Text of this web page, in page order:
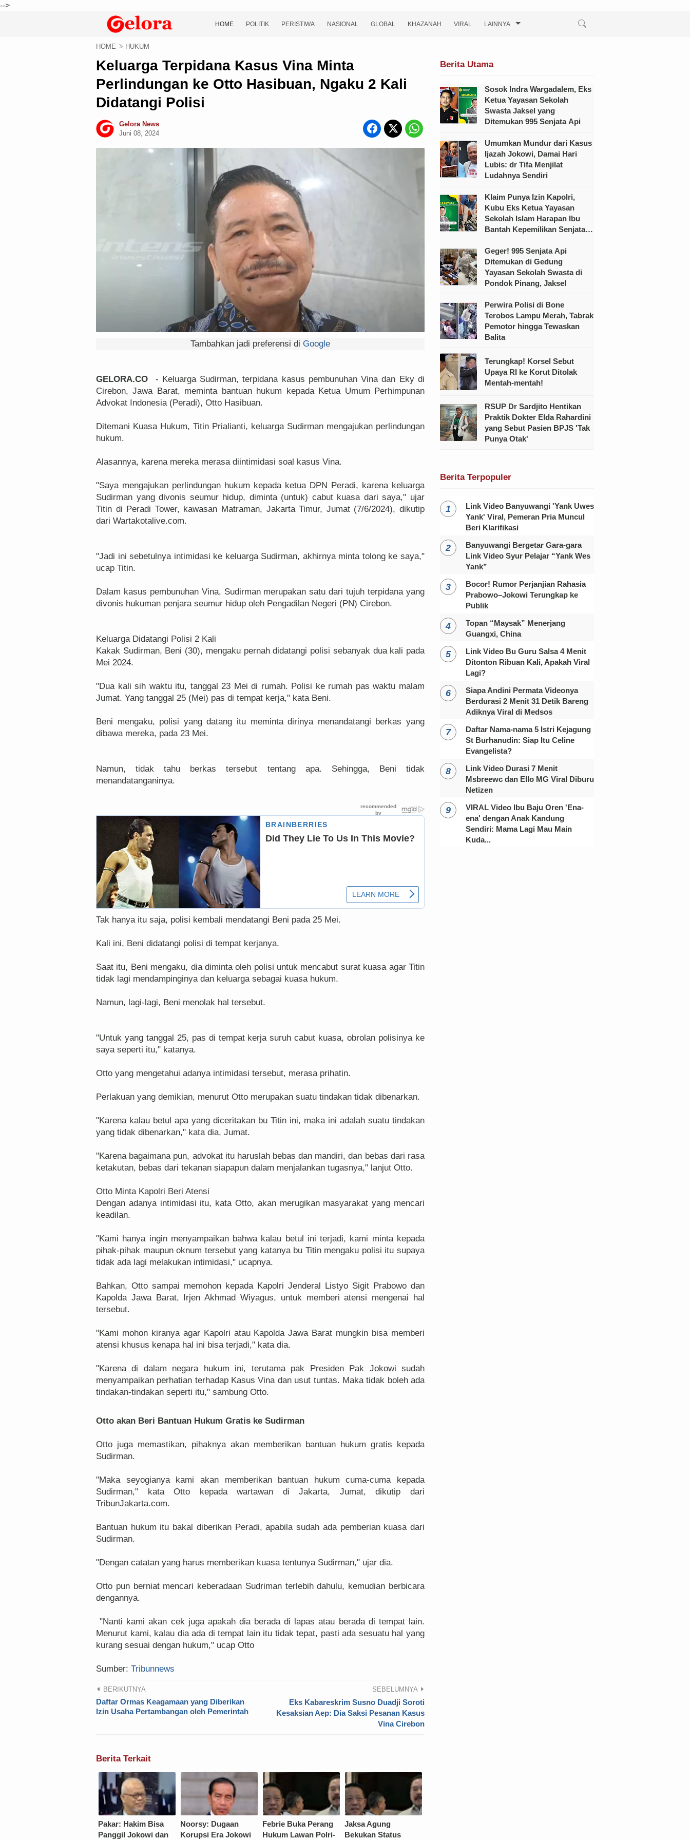
-->
HOME POLITIK PERISTIWA NASIONAL GLOBAL KHAZANAH VIRAL LAINNYA
HOME HUKUM
Keluarga Terpidana Kasus Vina Minta
Perlindungan ke Otto Hasibuan, Ngaku 2 Kali
Didatangi Polisi
Gelora News
Juni 08, 2024
Tambahkan jadi preferensi di Google
GELORA.CO - Keluarga Sudirman, terpidana kasus pembunuhan Vina dan Eky di
Cirebon, Jawa Barat, meminta bantuan hukum kepada Ketua Umum Perhimpunan
Advokat Indonesia (Peradi), Otto Hasibuan.
Ditemani Kuasa Hukum, Titin Prialianti, keluarga Sudirman mengajukan perlindungan
hukum.
Alasannya, karena mereka merasa diintimidasi soal kasus Vina.
"Saya mengajukan perlindungan hukum kepada ketua DPN Peradi, karena keluarga
Sudirman yang divonis seumur hidup, diminta (untuk) cabut kuasa dari saya," ujar
Titin di Peradi Tower, kawasan Matraman, Jakarta Timur, Jumat (7/6/2024), dikutip
dari Wartakotalive.com.
"Jadi ini sebetulnya intimidasi ke keluarga Sudirman, akhirnya minta tolong ke saya,"
ucap Titin.
Dalam kasus pembunuhan Vina, Sudirman merupakan satu dari tujuh terpidana yang
divonis hukuman penjara seumur hidup oleh Pengadilan Negeri (PN) Cirebon.
Keluarga Didatangi Polisi 2 Kali
Kakak Sudirman, Beni (30), mengaku pernah didatangi polisi sebanyak dua kali pada
Mei 2024.
"Dua kali sih waktu itu, tanggal 23 Mei di rumah. Polisi ke rumah pas waktu malam
Jumat. Yang tanggal 25 (Mei) pas di tempat kerja," kata Beni.
Beni mengaku, polisi yang datang itu meminta dirinya menandatangi berkas yang
dibawa mereka, pada 23 Mei.
Namun, tidak tahu berkas tersebut tentang apa. Sehingga, Beni tidak
menandatanganinya.
Tak hanya itu saja, polisi kembali mendatangi Beni pada 25 Mei.
Kali ini, Beni didatangi polisi di tempat kerjanya.
Saat itu, Beni mengaku, dia diminta oleh polisi untuk mencabut surat kuasa agar Titin
tidak lagi mendampinginya dan keluarga sebagai kuasa hukum.
Namun, lagi-lagi, Beni menolak hal tersebut.
"Untuk yang tanggal 25, pas di tempat kerja suruh cabut kuasa, obrolan polisinya ke
saya seperti itu," katanya.
Otto yang mengetahui adanya intimidasi tersebut, merasa prihatin.
Perlakuan yang demikian, menurut Otto merupakan suatu tindakan tidak dibenarkan.
"Karena kalau betul apa yang diceritakan bu Titin ini, maka ini adalah suatu tindakan
yang tidak dibenarkan," kata dia, Jumat.
"Karena bagaimana pun, advokat itu haruslah bebas dan mandiri, dan bebas dari rasa
ketakutan, bebas dari tekanan siapapun dalam menjalankan tugasnya," lanjut Otto.
Otto Minta Kapolri Beri Atensi
Dengan adanya intimidasi itu, kata Otto, akan merugikan masyarakat yang mencari
keadilan.
"Kami hanya ingin menyampaikan bahwa kalau betul ini terjadi, kami minta kepada
pihak-pihak maupun oknum tersebut yang katanya bu Titin mengaku polisi itu supaya
tidak ada lagi melakukan intimidasi," ucapnya.
Bahkan, Otto sampai memohon kepada Kapolri Jenderal Listyo Sigit Prabowo dan
Kapolda Jawa Barat, Irjen Akhmad Wiyagus, untuk memberi atensi mengenai hal
tersebut.
"Kami mohon kiranya agar Kapolri atau Kapolda Jawa Barat mungkin bisa memberi
atensi khusus kenapa hal ini bisa terjadi," kata dia.
"Karena di dalam negara hukum ini, terutama pak Presiden Pak Jokowi sudah
menyampaikan perhatian terhadap Kasus Vina dan usut tuntas. Maka tidak boleh ada
tindakan-tindakan seperti itu," sambung Otto.
Otto akan Beri Bantuan Hukum Gratis ke Sudirman
Otto juga memastikan, pihaknya akan memberikan bantuan hukum gratis kepada
Sudirman.
"Maka seyogianya kami akan memberikan bantuan hukum cuma-cuma kepada
Sudirman," kata Otto kepada wartawan di Jakarta, Jumat, dikutip dari
TribunJakarta.com.
Bantuan hukum itu bakal diberikan Peradi, apabila sudah ada pemberian kuasa dari
Sudirman.
"Dengan catatan yang harus memberikan kuasa tentunya Sudirman," ujar dia.
Otto pun berniat mencari keberadaan Sudriman terlebih dahulu, kemudian berbicara
dengannya.
"Nanti kami akan cek juga apakah dia berada di lapas atau berada di tempat lain.
Menurut kami, kalau dia ada di tempat lain itu tidak tepat, pasti ada sesuatu hal yang
kurang sesuai dengan hukum," ucap Otto
Sumber: Tribunnews
BERIKUTNYA
Daftar Ormas Keagamaan yang Diberikan
Izin Usaha Pertambangan oleh Pemerintah
SEBELUMNYA
Eks Kabareskrim Susno Duadji Soroti
Kesaksian Aep: Dia Saksi Pesanan Kasus
Vina Cirebon
Berita Terkait
Pakar: Hakim Bisa
Panggil Jokowi dan
Noorsy: Dugaan
Korupsi Era Jokowi
Febrie Buka Perang
Hukum Lawan Polri-
Jaksa Agung
Bekukan Status
Berita Utama
Sosok Indra Wargadalem, Eks
Ketua Yayasan Sekolah
Swasta Jaksel yang
Ditemukan 995 Senjata Api
Umumkan Mundur dari Kasus
Ijazah Jokowi, Damai Hari
Lubis: dr Tifa Menjilat
Ludahnya Sendiri
Klaim Punya Izin Kapolri,
Kubu Eks Ketua Yayasan
Sekolah Islam Harapan Ibu
Bantah Kepemilikan Senjata
Geger! 995 Senjata Api
Ditemukan di Gedung
Yayasan Sekolah Swasta di
Pondok Pinang, Jaksel
Perwira Polisi di Bone
Terobos Lampu Merah, Tabrak
Pemotor hingga Tewaskan
Balita
Terungkap! Korsel Sebut
Upaya RI ke Korut Ditolak
Mentah-mentah!
RSUP Dr Sardjito Hentikan
Praktik Dokter Elda Rahardini
yang Sebut Pasien BPJS 'Tak
Punya Otak'
Berita Terpopuler
Link Video Banyuwangi 'Yank Uwes
Yank' Viral, Pemeran Pria Muncul
Beri Klarifikasi
Banyuwangi Bergetar Gara-gara
Link Video Syur Pelajar “Yank Wes
Yank”
Bocor! Rumor Perjanjian Rahasia
Prabowo–Jokowi Terungkap ke
Publik
Topan “Maysak” Menerjang
Guangxi, China
Link Video Bu Guru Salsa 4 Menit
Ditonton Ribuan Kali, Apakah Viral
Lagi?
Siapa Andini Permata Videonya
Berdurasi 2 Menit 31 Detik Bareng
Adiknya Viral di Medsos
Daftar Nama-nama 5 Istri Kejagung
St Burhanudin: Siap Itu Celine
Evangelista?
Link Video Durasi 7 Menit
Msbreewc dan Ello MG Viral Diburu
Netizen
VIRAL Video Ibu Baju Oren 'Ena-
ena' dengan Anak Kandung
Sendiri: Mama Lagi Mau Main
Kuda...